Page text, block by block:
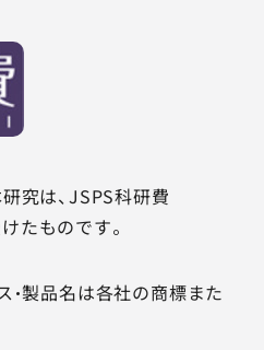
究は、JSPS科研費
たものです。
製品名は各社の商標また